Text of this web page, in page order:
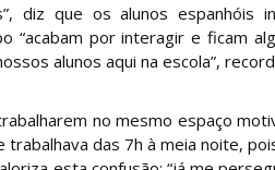
diz que os alunos espanhóis
por interagir e ficam
alunos aqui na escola”,
no mesmo espaço
trabalhava das 7h à meia noite,